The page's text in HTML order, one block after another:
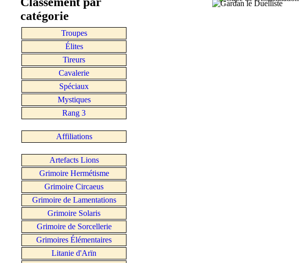
catégorie
Troupes
Élites
Tireurs
Cavalerie
Spéciaux
Mystiques
Rang 3
Affiliations
Artefacts Lions
Grimoire Hermétisme
Grimoire Circaeus
Grimoire de Lamentations
Grimoire Solaris
Grimoire de Sorcellerie
Grimoires Élémentaires
Litanie d'Arïn